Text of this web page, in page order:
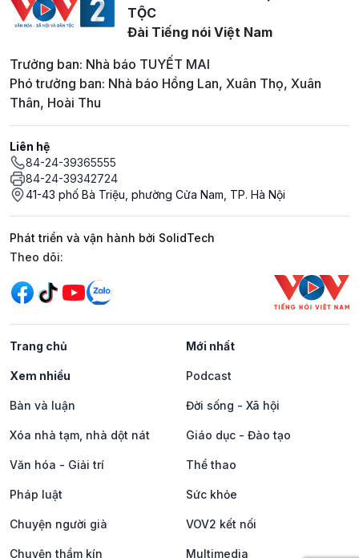
TỘC
Đài Tiếng nói Việt Nam
Trưởng ban: Nhà báo TUYẾT MAI
Phó trưởng ban: Nhà báo Hồng Lan, Xuân Thọ, Xuân
Thân, Hoài Thu
Liên hệ
84-24-39365555
84-24-39342724
41-43 phố Bà Triệu, phường Cửa Nam, TP. Hà Nội
Phát triển và vận hành bởi SolidTech
Mạng xã hội
Theo dõi:
Trang chủ Mới nhất
Xem nhiều Podcast
Bàn và luận Đời sống - Xã hội
Xóa nhà tạm, nhà dột nát Giáo dục - Đào tạo
Văn hóa - Giải trí Thể thao
Pháp luật Sức khỏe
Chuyện người già VOV2 kết nối
Chuyện thầm kín Multimedia